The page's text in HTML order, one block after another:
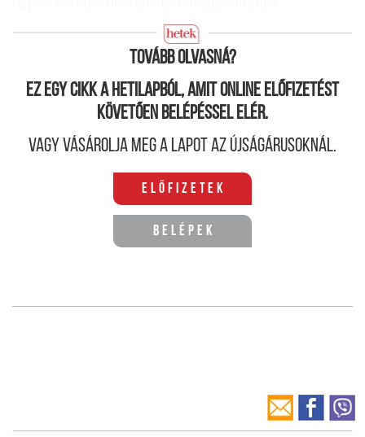
Tovább olvasná?
Ez egy cikk a hetilapból, amit online előfizetést
követően belépéssel elér.
Vagy vásárolja meg a lapot az újságárusoknál.
Előfizetek
Belépek